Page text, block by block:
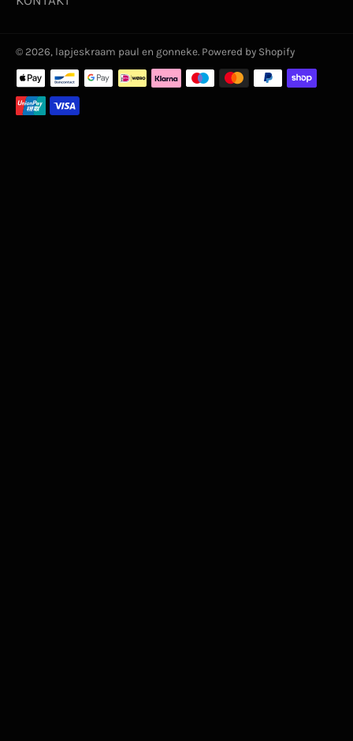
© 2026, lapjeskraam paul en gonneke. Powered by Shopify
Zahlungsmethoden